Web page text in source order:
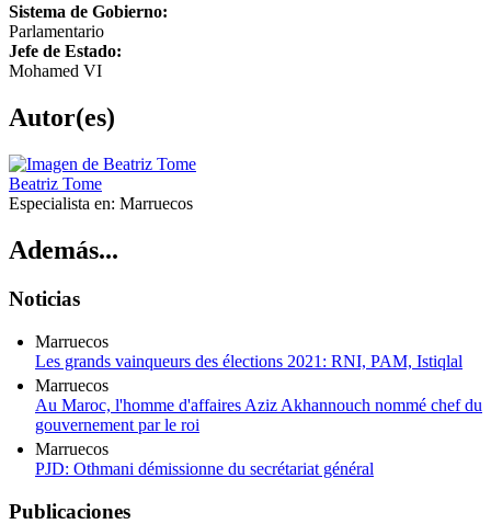
Sistema de Gobierno:
Parlamentario
Jefe de Estado:
Mohamed VI
Autor(es)
Beatriz Tome
Especialista en: Marruecos
Además...
Noticias
Marruecos
Les grands vainqueurs des élections 2021: RNI, PAM, Istiqlal
Marruecos
Au Maroc, l'homme d'affaires Aziz Akhannouch nommé chef du
gouvernement par le roi
Marruecos
PJD: Othmani démissionne du secrétariat général
Publicaciones